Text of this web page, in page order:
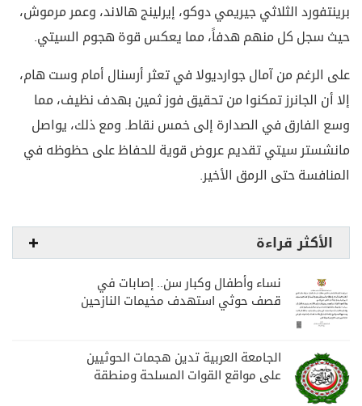
برينتفورد الثلاثي جيريمي دوكو، إيرلينج هالاند، وعمر مرموش،
حيث سجل كل منهم هدفاً، مما يعكس قوة هجوم السيتي.
على الرغم من آمال جوارديولا في تعثر أرسنال أمام وست هام،
إلا أن الجانرز تمكنوا من تحقيق فوز ثمين بهدف نظيف، مما
وسع الفارق في الصدارة إلى خمس نقاط. ومع ذلك، يواصل
مانشستر سيتي تقديم عروض قوية للحفاظ على حظوظه في
المنافسة حتى الرمق الأخير.
الأكثر قراءة
نساء وأطفال وكبار سن.. إصابات في
قصف حوثي استهدف مخيمات النازحين
الجامعة العربية تدين هجمات الحوثيين
على مواقع القوات المسلحة ومنطقة